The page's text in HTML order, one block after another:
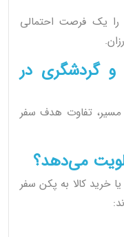
را یک فرصت احتمالی
و گردشگری در
مسیر، تفاوت هدف سفر
می‌دهد؟
خرید کالا به پکن سفر